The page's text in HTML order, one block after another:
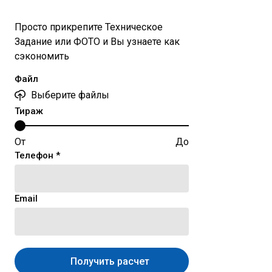
Просто прикрепите Техническое
Задание или ФОТО и Вы узнаете как
сэкономить
Файл
Выберите файлы
Тираж
От До
Телефон *
Email
Получить расчет